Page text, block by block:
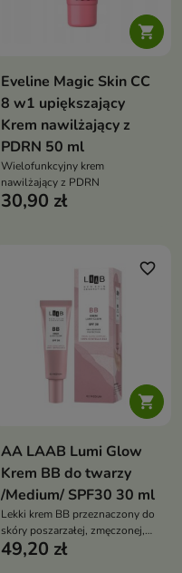

Eveline Magic Skin CC
8 w1 upiększający
Krem nawilżający z
PDRN 50 ml
Wielofunkcyjny krem
nawilżający z PDRN
30,90 zł

favorite_border
AA LAAB Lumi Glow
Krem BB do twarzy
/Medium/ SPF30 30 ml
Lekki krem BB przeznaczony do
skóry poszarzałej, zmęczonej,
pozbawionej blasku oraz
49,20 zł